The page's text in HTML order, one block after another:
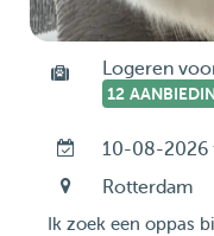
Logeren
12
10-08-2026
Rotterdam
Ik zoek een oppas